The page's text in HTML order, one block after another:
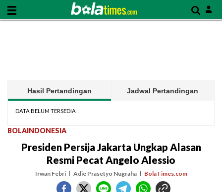
Hasil Pertandingan Jadwal Pertandingan
DATA BELUM TERSEDIA
BOLAINDONESIA
Presiden Persija Jakarta Ungkap Alasan
Resmi Pecat Angelo Alessio
Irwan Febri Adie Prasetyo Nugraha BolaTimes.com